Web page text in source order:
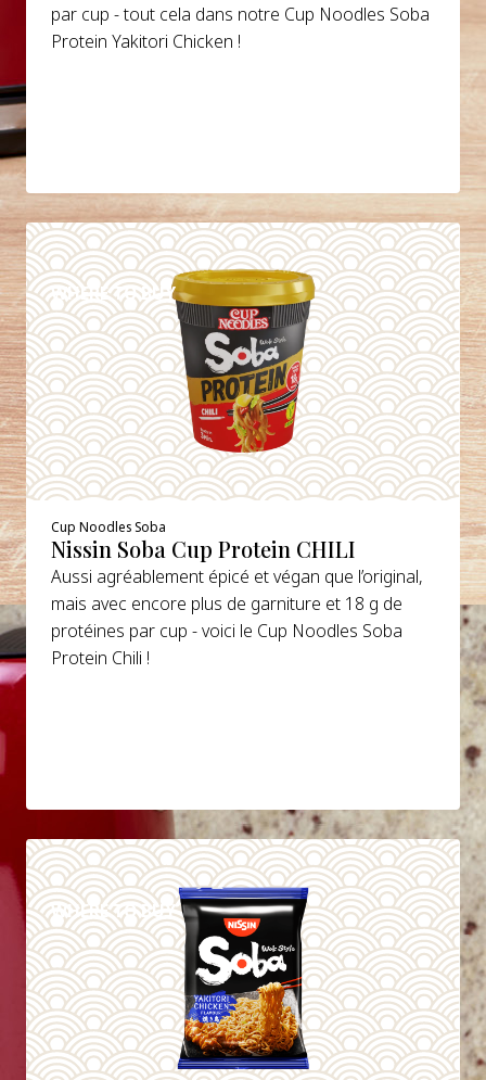
par cup - tout cela dans notre Cup Noodles Soba
Protein Yakitori Chicken !
WHERE TO BUY
DETAILS
Cup Noodles Soba
Nissin Soba Cup Protein CHILI
Aussi agréablement épicé et végan que l’original,
mais avec encore plus de garniture et 18 g de
protéines par cup - voici le Cup Noodles Soba
Protein Chili !
WHERE TO BUY
DETAILS